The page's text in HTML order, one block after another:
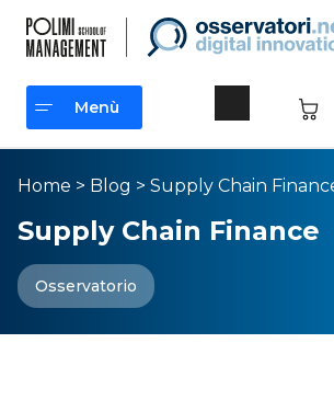
Menù
Menù
Home > Blog > Supply Chain
Supply Chain Finance
Osservatorio